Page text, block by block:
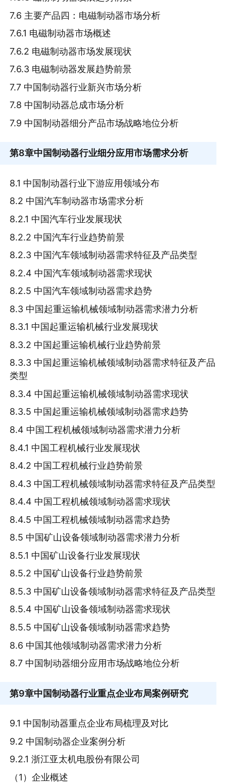
7.6 主要产品四：电磁制动器市场分析
7.6.1 电磁制动器市场概述
7.6.2 电磁制动器市场发展现状
7.6.3 电磁制动器发展趋势前景
7.7 中国制动器行业新兴市场分析
7.8 中国制动器总成市场分析
7.9 中国制动器细分产品市场战略地位分析
第8章中国制动器行业细分应用市场需求分析
8.1 中国制动器行业下游应用领域分布
8.2 中国汽车制动器市场需求分析
8.2.1 中国汽车行业发展现状
8.2.2 中国汽车行业趋势前景
8.2.3 中国汽车领域制动器需求特征及产品类型
8.2.4 中国汽车领域制动器需求现状
8.2.5 中国汽车领域制动器需求趋势
8.3 中国起重运输机械领域制动器需求潜力分析
8.3.1 中国起重运输机械行业发展现状
8.3.2 中国起重运输机械行业趋势前景
8.3.3 中国起重运输机械领域制动器需求特征及产品
类型
8.3.4 中国起重运输机械领域制动器需求现状
8.3.5 中国起重运输机械领域制动器需求趋势
8.4 中国工程机械领域制动器需求潜力分析
8.4.1 中国工程机械行业发展现状
8.4.2 中国工程机械行业趋势前景
8.4.3 中国工程机械领域制动器需求特征及产品类型
8.4.4 中国工程机械领域制动器需求现状
8.4.5 中国工程机械领域制动器需求趋势
8.5 中国矿山设备领域制动器需求潜力分析
8.5.1 中国矿山设备行业发展现状
8.5.2 中国矿山设备行业趋势前景
8.5.3 中国矿山设备领域制动器需求特征及产品类型
8.5.4 中国矿山设备领域制动器需求现状
8.5.5 中国矿山设备领域制动器需求趋势
8.6 中国其他领域制动器需求潜力分析
8.7 中国制动器细分应用市场战略地位分析
第9章中国制动器行业重点企业布局案例研究
9.1 中国制动器重点企业布局梳理及对比
9.2 中国制动器企业案例分析
9.2.1 浙江亚太机电股份有限公司
（1）企业概述